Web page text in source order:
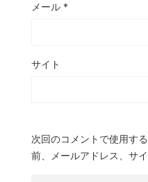
メール *
サイト
次回のコメントで使用す
前、メールアドレス、サイ